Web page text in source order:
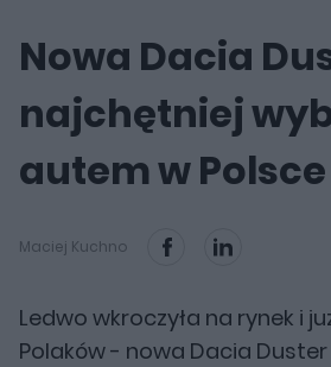
Nowa Dacia
najchętniej
autem w Polsce
Maciej Kuchno
Ledwo wkroczyła na rynek i
Polaków - nowa Dacia